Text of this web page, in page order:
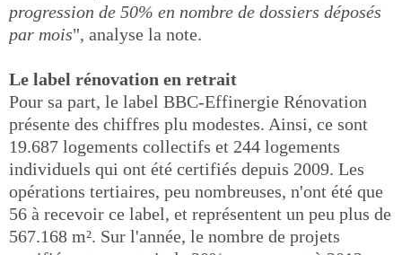
progression de 50% en nombre de dossiers déposés
par mois", analyse la note.
Le label rénovation en retrait
Pour sa part, le label BBC-Effinergie Rénovation
présente des chiffres plu modestes. Ainsi, ce sont
19.687 logements collectifs et 244 logements
individuels qui ont été certifiés depuis 2009. Les
opérations tertiaires, peu nombreuses, n'ont été que
56 à recevoir ce label, et représentent un peu plus de
567.168 m². Sur l'année, le nombre de projets